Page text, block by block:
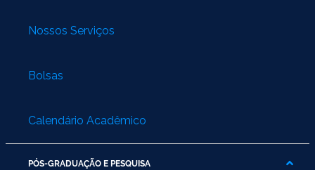
Nossos Serviços
Bolsas
Calendário Acadêmico
PÓS-GRADUAÇÃO E PESQUISA